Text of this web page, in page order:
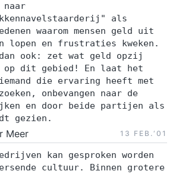
als
waarom mensen geld uit
lopen en frustraties kweken.
ook: zet wat geld opzij
op dit gebied! En laat het
die ervaring heeft met
onbevangen naar de
en door beide partijen als
gezien.
Meer 13 FEB.‘01
kan gesproken worden
cultuur. Binnen grotere